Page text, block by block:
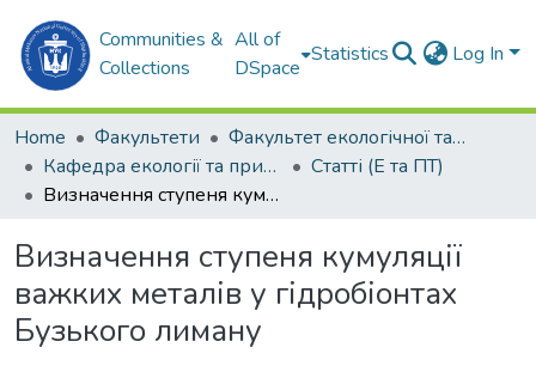
Communities &
Collections
All of
DSpace
Statistics Log In
Home Факультети
Факультет екологічної та техногенної безпеки (ФЕТБ)
Кафедра екології та природоохоронних технологій (Е та ПТ)
Статті (Е та ПТ)
Визначення ступеня кумуляції важких металів у гідробіонтах Бузького лиману
Визначення ступеня кумуляції
важких металів у гідробіонтах
Бузького лиману